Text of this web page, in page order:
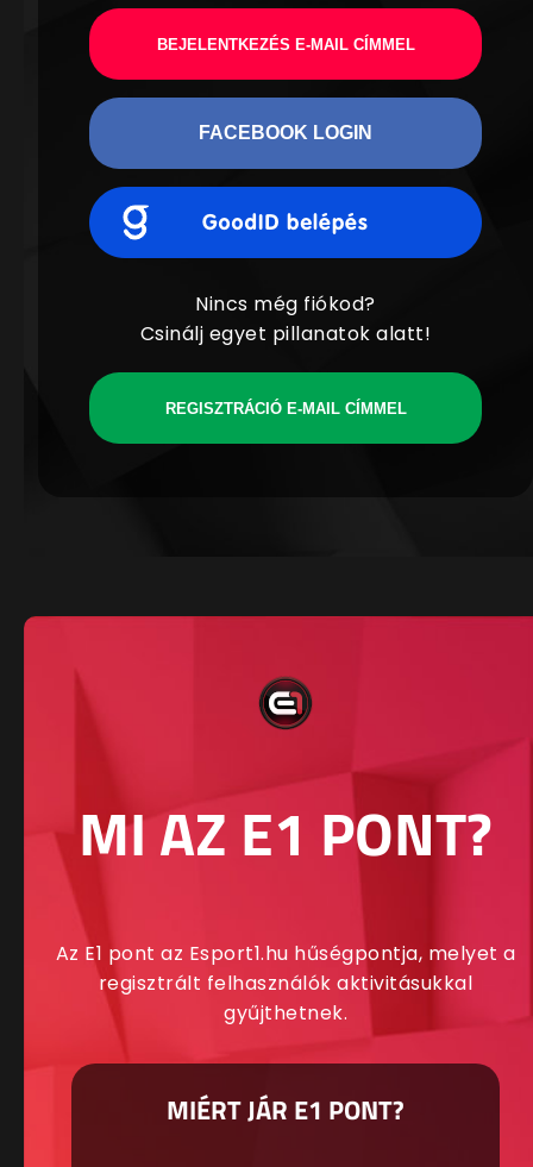
BEJELENTKEZÉS E-MAIL CÍMMEL
FACEBOOK LOGIN
Nincs még fiókod?
Csinálj egyet pillanatok alatt!
REGISZTRÁCIÓ E-MAIL CÍMMEL
MI AZ E1 PONT?
Az E1 pont az Esport1.hu hűségpontja, melyet a
regisztrált felhasználók aktivitásukkal
gyűjthetnek.
MIÉRT JÁR E1 PONT?